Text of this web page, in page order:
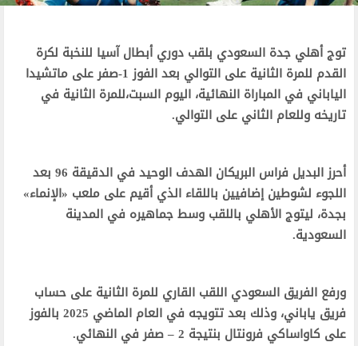
توج أهلي جدة السعودي بلقب دوري أبطال آسيا للنخبة لكرة
القدم للمرة الثانية على التوالي بعد الفوز 1-صفر على ماتشيدا
الياباني في المباراة النهائية، اليوم السبت،للمرة الثانية في
تاريخه وللعام الثاني على التوالي.
أحرز البديل فراس البريكان الهدف الوحيد في الدقيقة 96 بعد
اللجوء لشوطين إضافيين باللقاء الذي أقيم على ملعب «الإنماء»
بجدة، ليتوج الأهلي باللقب وسط جماهيره في المدينة
السعودية.
ورفع الفريق السعودي اللقب القاري للمرة الثانية على حساب
فريق ياباني، وذلك بعد تتويجه في العام الماضي 2025 بالفوز
على كاواساكي فرونتال بنتيجة 2 – صفر في النهائي.